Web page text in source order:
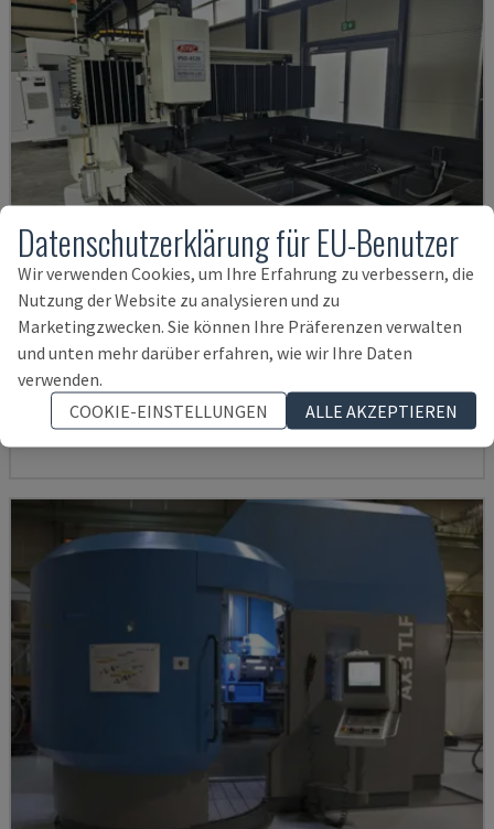
PSD-4520
KOTEC - BOHRMASCHINE (METALL)
POLEN 2020
79.000 €
Datenschutzerklärung für EU-Benutzer
Wir verwenden Cookies, um Ihre Erfahrung zu verbessern, die
Nutzung der Website zu analysieren und zu
Marketingzwecken. Sie können Ihre Präferenzen verwalten
und unten mehr darüber erfahren, wie wir Ihre Daten
verwenden.
COOKIE-EINSTELLUNGEN
ALLE AKZEPTIEREN